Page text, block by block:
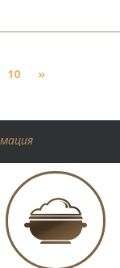
10 »